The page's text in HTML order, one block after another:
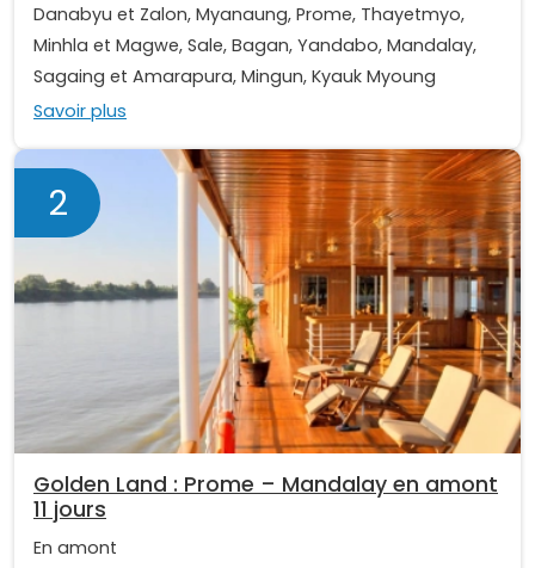
Danabyu et Zalon, Myanaung, Prome, Thayetmyo,
Minhla et Magwe, Sale, Bagan, Yandabo, Mandalay,
Sagaing et Amarapura, Mingun, Kyauk Myoung
Savoir plus
2
Golden Land : Prome – Mandalay en amont
11 jours
En amont